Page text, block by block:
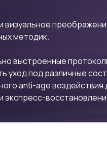
визуальное
методик.
выстроенные
уход под различные
anti-age воздействия
экспресс-